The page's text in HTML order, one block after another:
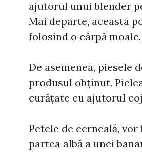
ajutorul unui blender
Mai departe, aceasta
folosind o cârpă moale.
De asemenea, piesele
produsul obținut.
curățate cu ajutorul
Petele de cerneală,
partea albă a unei